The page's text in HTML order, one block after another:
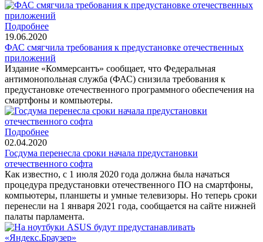
Подробнее
19.06.2020
ФАС смягчила требования к предустановке отечественных
приложений
Издание «Коммерсантъ» сообщает, что Федеральная
антимонопольная служба (ФАС) снизила требования к
предустановке отечественного программного обеспечения на
смартфоны и компьютеры.
Подробнее
02.04.2020
Госдума перенесла сроки начала предустановки
отечественного софта
Как известно, с 1 июля 2020 года должна была начаться
процедура предустановки отечественного ПО на смартфоны,
компьютеры, планшеты и умные телевизоры. Но теперь сроки
перенесли на 1 января 2021 года, сообщается на сайте нижней
палаты парламента.